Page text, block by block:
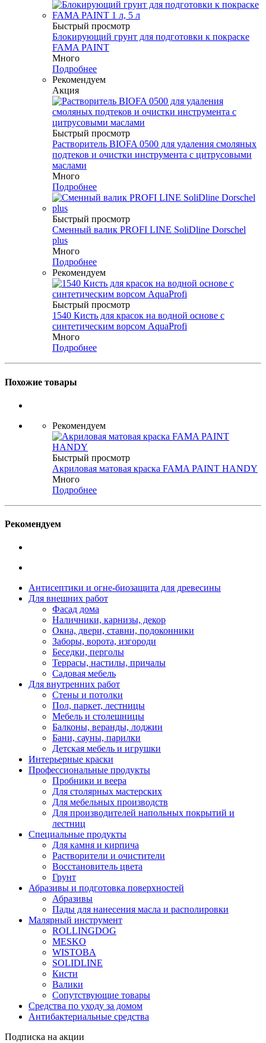
Быстрый просмотр
Блокирующий грунт для подготовки к покраске
FAMA PAINT
Много
Подробнее
Рекомендуем
Акция
Быстрый просмотр
Растворитель BIOFA 0500 для удаления смоляных
подтеков и очистки инструмента с цитрусовыми
маслами
Много
Подробнее
Быстрый просмотр
Сменный валик PROFI LINE SoliDline Dorschel
plus
Много
Подробнее
Рекомендуем
Быстрый просмотр
1540 Кисть для красок на водной основе с
синтетическим ворсом AquaProfi
Много
Подробнее
Похожие товары
Рекомендуем
Быстрый просмотр
Акриловая матовая краска FAMA PAINT HANDY
Много
Подробнее
Рекомендуем
Антисептики и огне-биозащита для древесины
Для внешних работ
Фасад дома
Наличники, карнизы, декор
Окна, двери, ставни, подоконники
Заборы, ворота, изгороди
Беседки, перголы
Террасы, настилы, причалы
Садовая мебель
Для внутренних работ
Стены и потолки
Пол, паркет, лестницы
Мебель и столешницы
Балконы, веранды, лоджии
Бани, сауны, парилки
Детская мебель и игрушки
Интерьерные краски
Профессиональные продукты
Пробники и веера
Для столярных мастерских
Для мебельных производств
Для производителей напольных покрытий и
лестниц
Специальные продукты
Для камня и кирпича
Растворители и очистители
Восстановитель цвета
Грунт
Абразивы и подготовка поверхностей
Абразивы
Пады для нанесения масла и располировки
Малярный инструмент
ROLLINGDOG
MESKO
WISTOBA
SOLIDLINE
Кисти
Валики
Сопутствующие товары
Средства по уходу за домом
Антибактериальные средства
Подписка на акции